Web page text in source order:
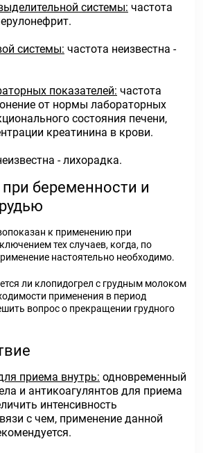
системы: частота
системы: частота неизвестна -
показателей: частота
от нормы лабораторных
состояния печени,
креатинина в крови.
- лихорадка.
беременности и
к применению при
тех случаев, когда, по
настоятельно необходимо.
ли клопидогрел с грудным молоком
применения в период
вопрос о прекращении грудного
приема внутрь: одновременный
и антикоагулянтов для приема
интенсивность
с чем, применение данной